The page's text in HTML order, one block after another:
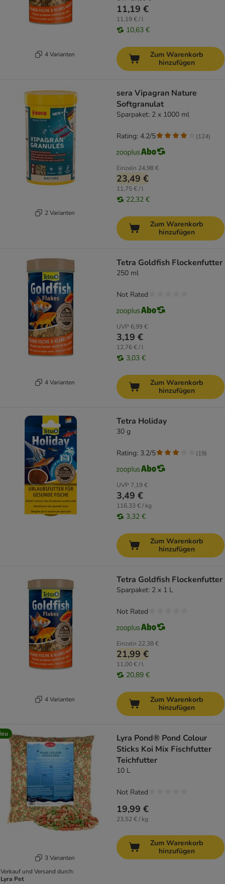
4 Varianten
11,19 €
11,19 € / l
10,63 €
Zum Warenkorb
hinzufügen
2 Varianten
sera Vipagran Nature
Softgranulat
Sparpaket: 2 x 1000 ml
Einzeln 24,98 €
23,49 €
11,75 € / l
22,32 €
Rating: 4.2/5 (124)
Zum Warenkorb
hinzufügen
4 Varianten
Tetra Goldfish Flockenfutter
250 ml
UVP 6,99 €
3,19 €
12,76 € / l
3,03 €
Not Rated
Zum Warenkorb
hinzufügen
Tetra Holiday
30 g
UVP 7,19 €
3,49 €
116,33 € / kg
3,32 €
Rating: 3.2/5 (19)
Zum Warenkorb
hinzufügen
4 Varianten
Tetra Goldfish Flockenfutter
Sparpaket: 2 x 1 L
Einzeln 22,38 €
21,99 €
11,00 € / l
20,89 €
Not Rated
Zum Warenkorb
hinzufügen
3 Varianten
Verkauf und Versand durch:
Lyra Pet
Lyra Pond® Pond Colour
Sticks Koi Mix Fischfutter
Teichfutter
10 L
19,99 €
23,52 € / kg
Not Rated
Zum Warenkorb
hinzufügen